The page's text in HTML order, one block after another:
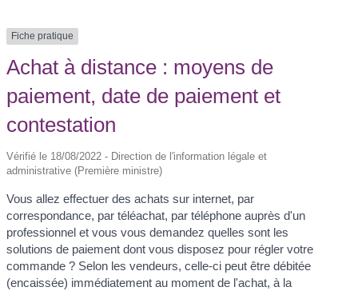
Fiche pratique
Achat à distance : moyens de
paiement, date de paiement et
contestation
Vérifié le 18/08/2022 - Direction de l'information légale et
administrative (Première ministre)
Vous allez effectuer des achats sur internet, par
correspondance, par téléachat, par téléphone auprès d'un
professionnel et vous vous demandez quelles sont les
solutions de paiement dont vous disposez pour régler votre
commande ? Selon les vendeurs, celle-ci peut être débitée
(encaissée) immédiatement au moment de l'achat, à la